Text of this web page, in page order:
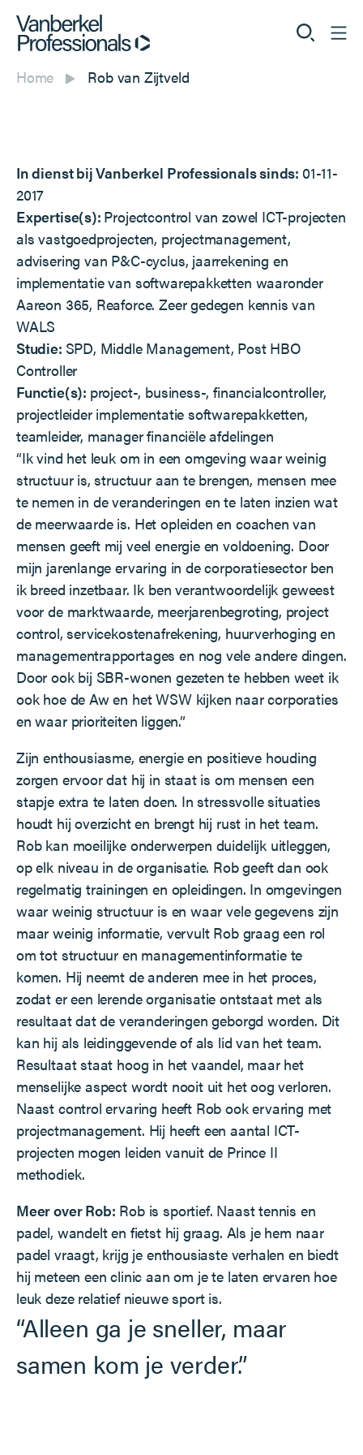
Professionals
Dienstverlening
Over ons
Home Rob van Zijtveld
In dienst bij Vanberkel Professionals sinds: 01-11-
2017
Expertise(s): Projectcontrol van zowel ICT-projecten
als vastgoedprojecten, projectmanagement,
advisering van P&C-cyclus, jaarrekening en
implementatie van softwarepakketten waaronder
Aareon 365, Reaforce. Zeer gedegen kennis van
WALS
Studie: SPD, Middle Management, Post HBO
Controller
Functie(s): project-, business-, financialcontroller,
projectleider implementatie softwarepakketten,
teamleider, manager financiële afdelingen
“Ik vind het leuk om in een omgeving waar weinig
structuur is, structuur aan te brengen, mensen mee
te nemen in de veranderingen en te laten inzien wat
de meerwaarde is. Het opleiden en coachen van
mensen geeft mij veel energie en voldoening. Door
mijn jarenlange ervaring in de corporatiesector ben
ik breed inzetbaar. Ik ben verantwoordelijk geweest
voor de marktwaarde, meerjarenbegroting, project
control, servicekostenafrekening, huurverhoging en
managementrapportages en nog vele andere dingen.
Door ook bij SBR-wonen gezeten te hebben weet ik
ook hoe de Aw en het WSW kijken naar corporaties
en waar prioriteiten liggen.”
Zijn enthousiasme, energie en positieve houding
zorgen ervoor dat hij in staat is om mensen een
stapje extra te laten doen. In stressvolle situaties
houdt hij overzicht en brengt hij rust in het team.
Rob kan moeilijke onderwerpen duidelijk uitleggen,
op elk niveau in de organisatie. Rob geeft dan ook
regelmatig trainingen en opleidingen. In omgevingen
waar weinig structuur is en waar vele gegevens zijn
maar weinig informatie, vervult Rob graag een rol
om tot structuur en managementinformatie te
komen. Hij neemt de anderen mee in het proces,
zodat er een lerende organisatie ontstaat met als
resultaat dat de veranderingen geborgd worden. Dit
kan hij als leidinggevende of als lid van het team.
Resultaat staat hoog in het vaandel, maar het
menselijke aspect wordt nooit uit het oog verloren.
Naast control ervaring heeft Rob ook ervaring met
projectmanagement. Hij heeft een aantal ICT-
projecten mogen leiden vanuit de Prince II
methodiek.
Meer over Rob: Rob is sportief. Naast tennis en
padel, wandelt en fietst hij graag. Als je hem naar
padel vraagt, krijg je enthousiaste verhalen en biedt
hij meteen een clinic aan om je te laten ervaren hoe
leuk deze relatief nieuwe sport is.
“Alleen ga je sneller, maar
samen kom je verder.”